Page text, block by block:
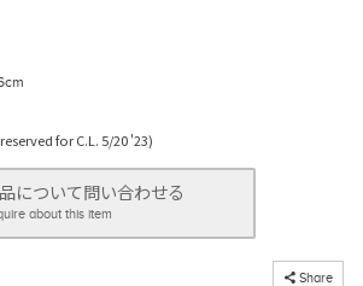
for C.L. 5/20 '23)
について問い合わせる
about this item
Share
コピーしました